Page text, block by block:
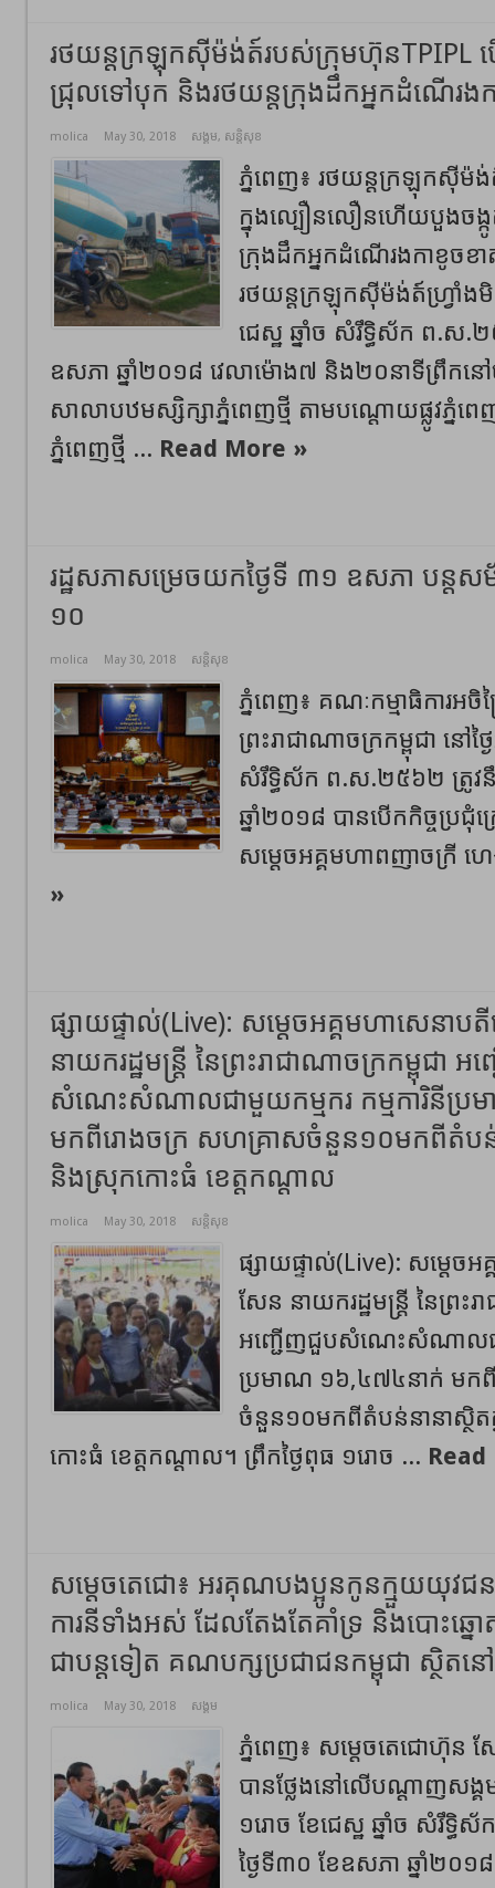
រថយន្តក្រឡុកស៊ីម៉ង់ត៍របស់ក្រុមហ៊ុនTPIPL
ជ្រុលទៅបុក និងរថយន្តក្រុងដឹកអ្នកដំណើរង
molica May 30, 2018 សង្គម, សន្តិសុខ
ភ្នំពេញ៖ រថយន្តក្រឡុកស៊ីម៉
ក្នុងល្បឿនលឿនហើយបួងចង្
ក្រុងដឹកអ្នកដំណើរងកាខូច
រថយន្តក្រឡុកស៊ីម៉ង់ត៍ហ្វ្រាំង
ជេស្ឋ ឆ្នាំច សំរឹទ្ធិស័ក ព.ស.
ឧសភា ឆ្នាំ២០១៨ វេលាម៉ោង៧ និង២០នាទីព្រឹក
សាលាបឋមស្សិក្សាភ្នំពេញថ្មី តាមបណ្តោយផ្លូវភ្
ភ្នំពេញថ្មី ... Read More »
រដ្ឋសភា​សម្រេចយក​ថ្ងៃទី ៣១ ឧសភា បន្ត​
១០
molica May 30, 2018 សន្តិសុខ
ភ្នំពេញ៖ គណៈកម្មាធិការ​អចិន្
ព្រះរាជាណាចក្រ​កម្ពុជា នៅថ្ង
សំរឹទ្ធិស័ក ព.ស.២៥៦២ ត្រូវ
ឆ្នាំ២០១៨ បាន​បើក​កិច្ចប្រជុំ​
សម្ដេច​អគ្គ​មហា​ពញា​ចក្រី
»
ផ្សាយផ្ទាល់(Live): សម្តេចអគ្គមហាសេនា
នាយករដ្ឋមន្ត្រី នៃព្រះរាជាណាចក្រកម្ពុជា អ
សំណេះសំណាលជាមួយកម្មករ កម្មការិនីប្
មកពីរោងចក្រ សហគ្រាសចំនួន១០មកពីតំបន់ន
និងស្រុកកោះធំ ខេត្តកណ្តាល
molica May 30, 2018 សន្តិសុខ
ផ្សាយផ្ទាល់(Live): សម្តេច
សែន នាយករដ្ឋមន្ត្រី នៃព្រះរ
អញ្ជើញជួបសំណេះសំណាលជា
ប្រមាណ ១៦,៤៧៤នាក់ មក
ចំនួន១០មកពីតំបន់នានាស្ថិត
កោះធំ ខេត្តកណ្តាល។ ព្រឹកថ្ងៃពុធ ១រោច ...
សម្តេចតេជោ៖ អរគុណបងប្អូនកូនក្មួយយុវជន
ការនីទាំងអស់ ដែលតែងតែគាំទ្រ និងបោះឆ្
ជាបន្តទៀត គណបក្សប្រជាជនកម្ពុជា ស្ថិត
molica May 30, 2018 សង្គម
ភ្នំពេញ៖ សម្តេចតេជោហ៊ុន សែ
បានថ្លែងនៅលើបណ្តាញសង្
១រោច ខែជេស្ឋ ឆ្នាំច សំរឹទ្
ថ្ងៃទី៣០ ខែឧសភា ឆ្នាំ២០